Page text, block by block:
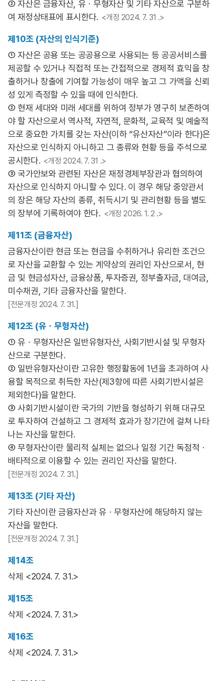
② 자산은 금융자산, 유ㆍ무형자산 및 기타 자산으로 구분하
여 재정상태표에 표시한다. <개정 2024. 7. 31 .>
제10조 (자산의 인식기준)
① 자산은 공용 또는 공공용으로 사용되는 등 공공서비스를
제공할 수 있거나 직접적 또는 간접적으로 경제적 효익을 창
출하거나 창출에 기여할 가능성이 매우 높고 그 가액을 신뢰
성 있게 측정할 수 있을 때에 인식한다.
② 현재 세대와 미래 세대를 위하여 정부가 영구히 보존하여
야 할 자산으로서 역사적, 자연적, 문화적, 교육적 및 예술적
으로 중요한 가치를 갖는 자산(이하 “유산자산”이라 한다)은
자산으로 인식하지 아니하고 그 종류와 현황 등을 주석으로
공시한다. <개정 2024. 7. 31 .>
③ 국가안보와 관련된 자산은 재정경제부장관과 협의하여
자산으로 인식하지 아니할 수 있다. 이 경우 해당 중앙관서
의 장은 해당 자산의 종류, 취득시기 및 관리현황 등을 별도
의 장부에 기록하여야 한다. <개정 2026. 1. 2 .>
제11조 (금융자산)
금융자산이란 현금 또는 현금을 수취하거나 유리한 조건으
로 자산을 교환할 수 있는 계약상의 권리인 자산으로서, 현
금 및 현금성자산, 금융상품, 투자증권, 정부출자금, 대여금,
미수채권, 기타 금융자산을 말한다.
[전문개정 2024. 7. 31.]
제12조 (유ㆍ무형자산)
① 유ㆍ무형자산은 일반유형자산, 사회기반시설 및 무형자
산으로 구분한다.
② 일반유형자산이란 고유한 행정활동에 1년을 초과하여 사
용할 목적으로 취득한 자산(제3항에 따른 사회기반시설은
제외한다)을 말한다.
③ 사회기반시설이란 국가의 기반을 형성하기 위해 대규모
로 투자하여 건설하고 그 경제적 효과가 장기간에 걸쳐 나타
나는 자산을 말한다.
④ 무형자산이란 물리적 실체는 없으나 일정 기간 독점적ㆍ
배타적으로 이용할 수 있는 권리인 자산을 말한다.
[전문개정 2024. 7. 31.]
제13조 (기타 자산)
기타 자산이란 금융자산과 유ㆍ무형자산에 해당하지 않는
자산을 말한다.
[전문개정 2024. 7. 31.]
제14조
삭제 <2024. 7. 31.>
제15조
삭제 <2024. 7. 31.>
제16조
삭제 <2024. 7. 31.>